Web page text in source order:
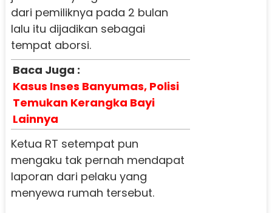
dari pemiliknya pada 2 bulan
lalu itu dijadikan sebagai
tempat aborsi.
Baca Juga :
Kasus Inses Banyumas, Polisi
Temukan Kerangka Bayi
Lainnya
Ketua RT setempat pun
mengaku tak pernah mendapat
laporan dari pelaku yang
menyewa rumah tersebut.